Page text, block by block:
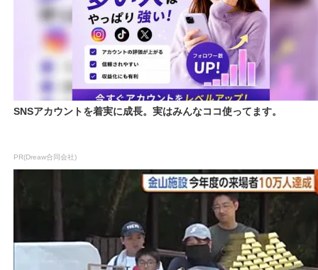
SNSアカウントを着実に成長。実はみんなココ使ってます。
PR(Dreaw合同会社)